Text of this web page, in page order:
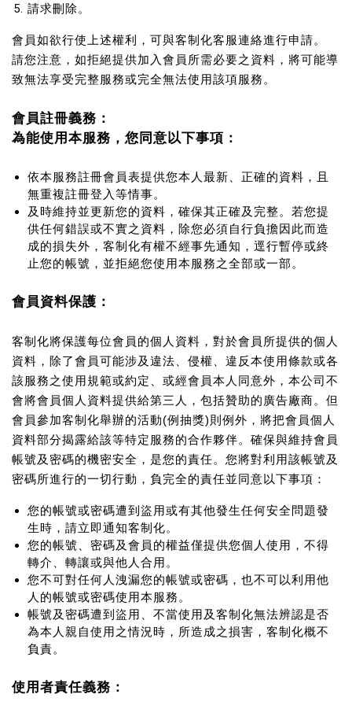
請求刪除。
會員如欲行使上述權利，可與客制化客服連絡進行申請。
請您注意，如拒絕提供加入會員所需必要之資料，將可能導
致無法享受完整服務或完全無法使用該項服務。
會員註冊義務：
為能使用本服務，您同意以下事項：
依本服務註冊會員表提供您本人最新、正確的資料，且
無重複註冊登入等情事。
及時維持並更新您的資料，確保其正確及完整。若您提
供任何錯誤或不實之資料，除您必須自行負擔因此而造
成的損失外，客制化有權不經事先通知，逕行暫停或終
止您的帳號，並拒絕您使用本服務之全部或一部。
會員資料保護：
客制化將保護每位會員的個人資料，對於會員所提供的個人
資料，除了會員可能涉及違法、侵權、違反本使用條款或各
該服務之使用規範或約定、或經會員本人同意外，本公司不
會將會員個人資料提供給第三人，包括贊助的廣告廠商。但
會員參加客制化舉辦的活動(例抽獎)則例外，將把會員個人
資料部分揭露給該等特定服務的合作夥伴。確保與維持會員
帳號及密碼的機密安全，是您的責任。您將對利用該帳號及
密碼所進行的一切行動，負完全的責任並同意以下事項：
您的帳號或密碼遭到盜用或有其他發生任何安全問題發
生時，請立即通知客制化。
您的帳號、密碼及會員的權益僅提供您個人使用，不得
轉介、轉讓或與他人合用。
您不可對任何人洩漏您的帳號或密碼，也不可以利用他
人的帳號或密碼使用本服務。
帳號及密碼遭到盜用、不當使用及客制化無法辨認是否
為本人親自使用之情況時，所造成之損害，客制化概不
負責。
使用者責任義務：